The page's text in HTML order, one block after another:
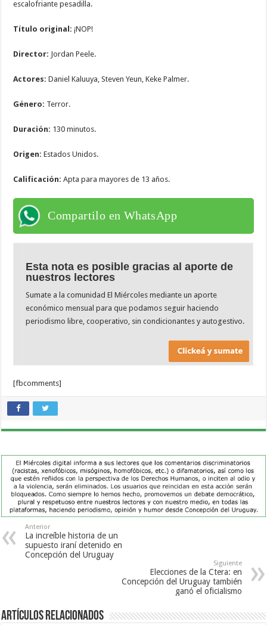
escalofriante pesadilla.
Título original: ¡NOP!
Director: Jordan Peele.
Actores: Daniel Kaluuya, Steven Yeun, Keke Palmer.
Género: Terror.
Duración: 130 minutos.
Origen: Estados Unidos.
Calificación: Apta para mayores de 13 años.
Compartilo en WhatsApp
Esta nota es posible gracias al aporte de
nuestros lectores
Sumate a la comunidad El Miércoles mediante un aporte
económico mensual para que podamos seguir haciendo
periodismo libre, cooperativo, sin condicionantes y autogestivo.
[fbcomments]
Anterior
La increíble historia de un
supuesto iraní detenido en
Concepción del Uruguay
Siguiente
Elecciones de la Ctera: en
Concepción del Uruguay también
ganó el oficialismo
Artículos Relacionados